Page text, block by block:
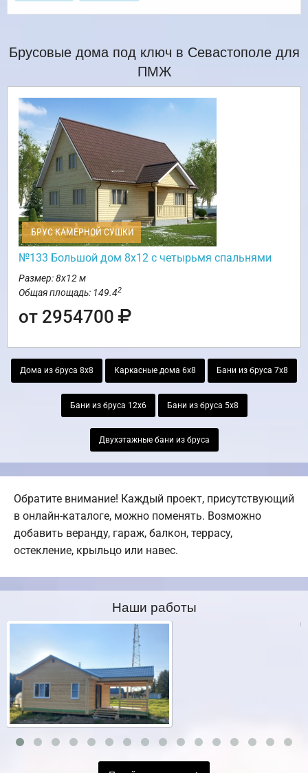
Брусовые дома под ключ в Севастополе для
ПМЖ
БРУС КАМЕРНОЙ СУШКИ
№133 Большой дом 8х12 с четырьмя спальнями
Размер: 8х12 м
Общая площадь: 149.42
от 2954700
Дома из бруса 8х8 Каркасные дома 6х8 Бани из бруса 7х8
Бани из бруса 12х6 Бани из бруса 5х8
Двухэтажные бани из бруса
Обратите внимание! Каждый проект, присутствующий
в онлайн-каталоге, можно поменять. Возможно
добавить веранду, гараж, балкон, террасу,
остекление, крыльцо или навес.
Наши работы